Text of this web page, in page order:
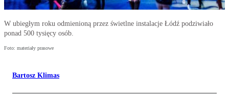
W ubiegłym roku odmienioną przez świetlne instalacje Łódź podziwiało
ponad 500 tysięcy osób.
Foto: materiały prasowe
Bartosz Klimas